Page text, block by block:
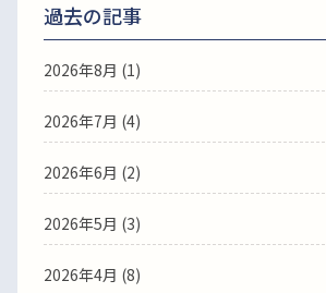
過去の記事
2026年8月 (1)
2026年7月 (4)
2026年6月 (2)
2026年5月 (3)
2026年4月 (8)